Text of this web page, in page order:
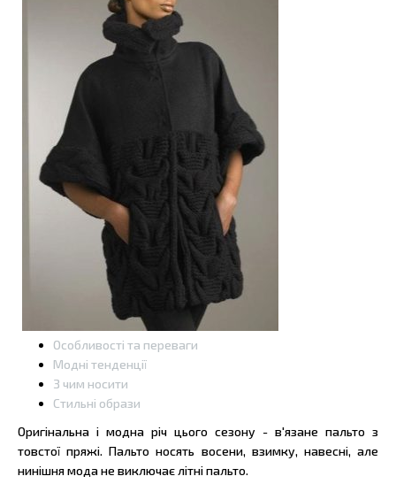
Особливості та переваги
Модні тенденції
З чим носити
Стильні образи
Оригінальна і модна річ цього сезону - в'язане пальто з
товстої пряжі. Пальто носять восени, взимку, навесні, але
нинішня мода не виключає літні пальто.